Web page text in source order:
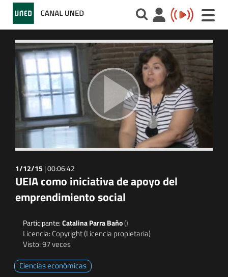
Toggle
1/12/15 |00:06:42
UEIA como iniciativa de apoyo del
emprendimiento social
Participante:Catalina Parra Baño()
Licencia: Copyright (Licencia propietaria)
Visto: 97 veces
Ciencias económicas